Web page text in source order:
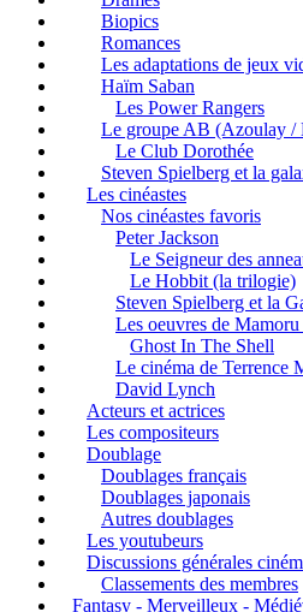
Biopics
Romances
Les adaptations de jeux
Haïm Saban
Les Power Rangers
Le groupe AB (Azoulay /
Le Club Dorothée
Steven Spielberg et la
Les cinéastes
Nos cinéastes favoris
Peter Jackson
Le Seigneur des
Le Hobbit (la trilogie)
Steven Spielberg et la
Les oeuvres de
Ghost In The Shell
Le cinéma de Terrence
David Lynch
Acteurs et actrices
Les compositeurs
Doublage
Doublages français
Doublages japonais
Autres doublages
Les youtubeurs
Discussions générales
Classements des membres
Fantasy - Merveilleux -